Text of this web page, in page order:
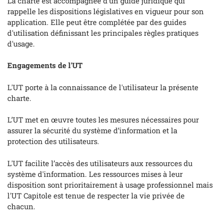
rappelle les dispositions législatives en vigueur pour son
application. Elle peut être complétée par des guides
d'utilisation définissant les principales règles pratiques
d'usage.
Engagements de l'UT
L'UT porte à la connaissance de l'utilisateur la présente
charte.
L’UT met en œuvre toutes les mesures nécessaires pour
assurer la sécurité du système d’information et la
protection des utilisateurs.
L'UT facilite l’accès des utilisateurs aux ressources du
système d'information. Les ressources mises à leur
disposition sont prioritairement à usage professionnel mais
l'UT Capitole est tenue de respecter la vie privée de
chacun.